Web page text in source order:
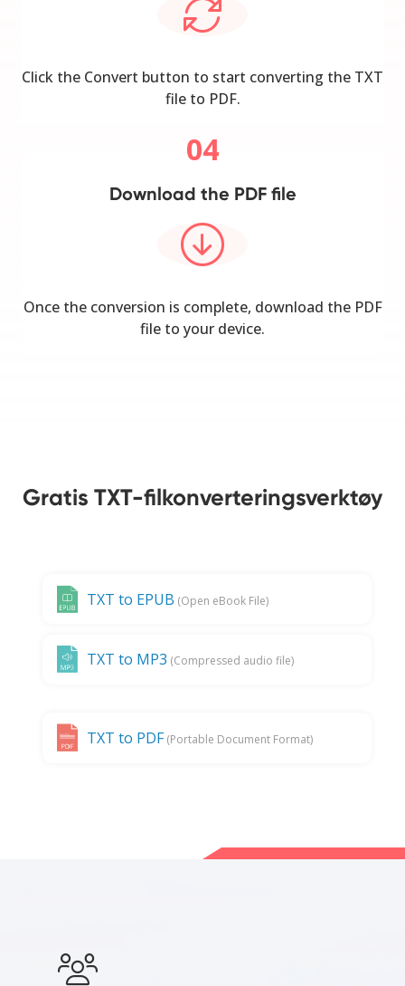
Click the Convert button to start converting the TXT
file to PDF.
04
Download the PDF file
Once the conversion is complete, download the PDF
file to your device.
Gratis TXT-filkonverteringsverktøy
TXT to EPUB (Open eBook File)
TXT to MP3 (Compressed audio file)
TXT to PDF (Portable Document Format)